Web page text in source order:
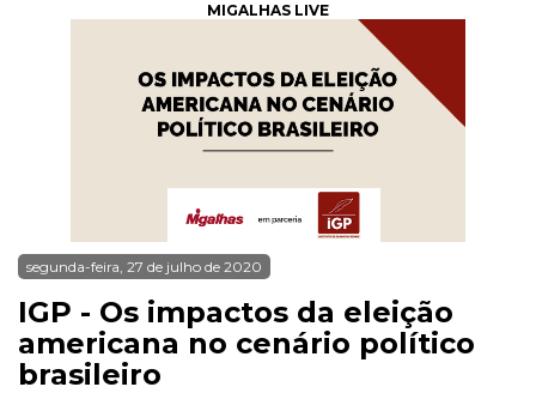
MIGALHAS LIVE
segunda-feira, 27 de julho de 2020
IGP - Os impactos da eleição
americana no cenário político
brasileiro